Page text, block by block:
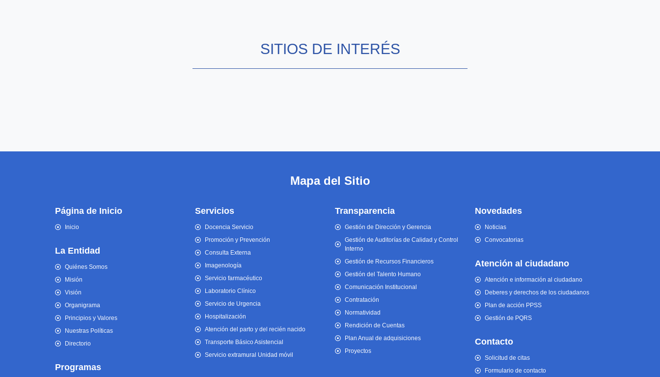
SITIOS DE INTERÉS
Mapa del Sitio
Página de Inicio
Inicio
La Entidad
Quiénes Somos
Misión
Visión
Organigrama
Principios y Valores
Nuestras Políticas
Directorio
Programas
Servicios
Docencia Servicio
Promoción y Prevención
Consulta Externa
Imagenología
Servicio farmacéutico
Laboratorio Clínico
Servicio de Urgencia
Hospitalización
Atención del parto y del recién nacido
Transporte Básico Asistencial
Servicio extramural Unidad móvil
Transparencia
Gestión de Dirección y Gerencia
Gestión de Auditorías de Calidad y Control
Interno
Gestión de Recursos Financieros
Gestión del Talento Humano
Comunicación Institucional
Contratación
Normatividad
Rendición de Cuentas
Plan Anual de adquisiciones
Proyectos
Novedades
Noticias
Convocatorias
Atención al ciudadano
Atención e información al ciudadano
Deberes y derechos de los ciudadanos
Plan de acción PPSS
Gestión de PQRS
Contacto
Solicitud de citas
Formulario de contacto